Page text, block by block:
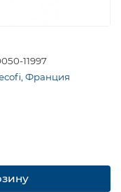
11997
Франция